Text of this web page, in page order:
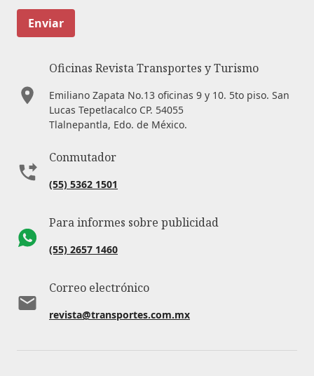
Enviar
Oficinas Revista Transportes y Turismo
Emiliano Zapata No.13 oficinas 9 y 10. 5to piso. San
Lucas Tepetlacalco CP. 54055
Tlalnepantla, Edo. de México.
Conmutador
(55) 5362 1501
Para informes sobre publicidad
(55) 2657 1460
Correo electrónico
revista@transportes.com.mx